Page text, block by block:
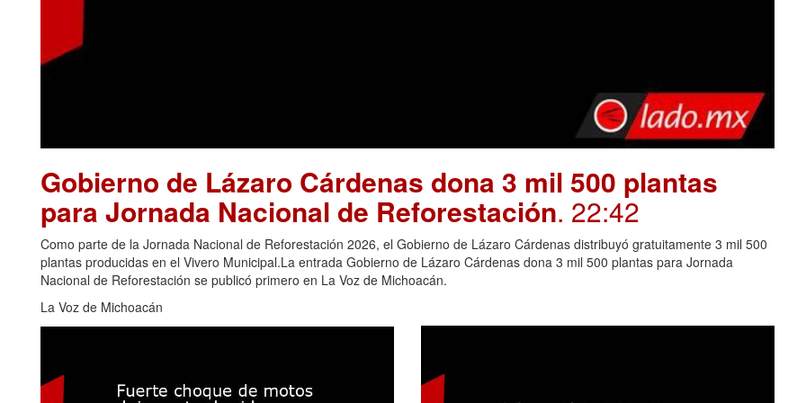
Gobierno de Lázaro Cárdenas dona 3 mil 500 plantas
para Jornada Nacional de Reforestación. 22:42
Como parte de la Jornada Nacional de Reforestación 2026, el Gobierno de Lázaro Cárdenas distribuyó gratuitamente 3 mil 500
plantas producidas en el Vivero Municipal.La entrada Gobierno de Lázaro Cárdenas dona 3 mil 500 plantas para Jornada
Nacional de Reforestación se publicó primero en La Voz de Michoacán.
La Voz de Michoacán